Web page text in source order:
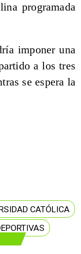
programada
imponer una
a los tres
se espera la
CATÓLICA